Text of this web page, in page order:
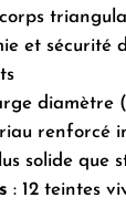
et sécurité
diamètre
renforcé
solide que
: 12 teintes